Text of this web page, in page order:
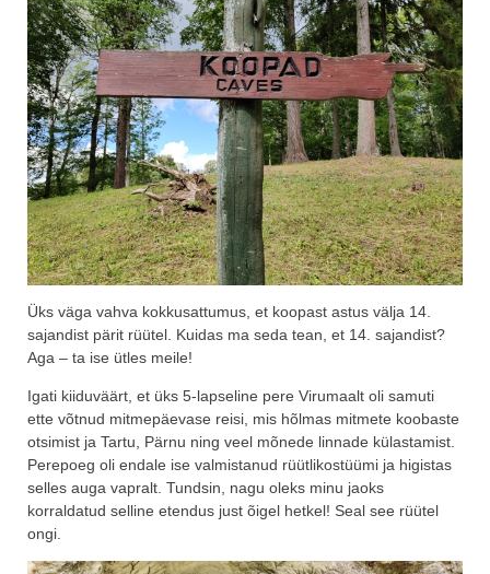
Üks väga vahva kokkusattumus, et koopast astus välja 14.
sajandist pärit rüütel. Kuidas ma seda tean, et 14. sajandist?
Aga – ta ise ütles meile!
Igati kiiduväärt, et üks 5-lapseline pere Virumaalt oli samuti
ette võtnud mitmepäevase reisi, mis hõlmas mitmete koobaste
otsimist ja Tartu, Pärnu ning veel mõnede linnade külastamist.
Perepoeg oli endale ise valmistanud rüütlikostüümi ja higistas
selles auga vapralt. Tundsin, nagu oleks minu jaoks
korraldatud selline etendus just õigel hetkel! Seal see rüütel
ongi.